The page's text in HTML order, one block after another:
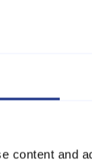
content and